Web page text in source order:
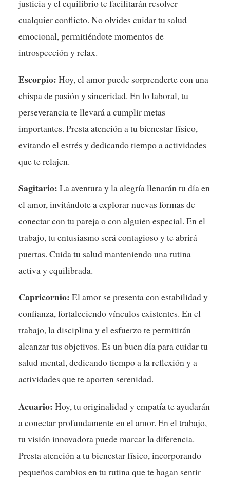
justicia y el equilibrio te facilitarán resolver
cualquier conflicto. No olvides cuidar tu salud
emocional, permitiéndote momentos de
introspección y relax.
Escorpio: Hoy, el amor puede sorprenderte con una
chispa de pasión y sinceridad. En lo laboral, tu
perseverancia te llevará a cumplir metas
importantes. Presta atención a tu bienestar físico,
evitando el estrés y dedicando tiempo a actividades
que te relajen.
Sagitario: La aventura y la alegría llenarán tu día en
el amor, invitándote a explorar nuevas formas de
conectar con tu pareja o con alguien especial. En el
trabajo, tu entusiasmo será contagioso y te abrirá
puertas. Cuida tu salud manteniendo una rutina
activa y equilibrada.
Capricornio: El amor se presenta con estabilidad y
confianza, fortaleciendo vínculos existentes. En el
trabajo, la disciplina y el esfuerzo te permitirán
alcanzar tus objetivos. Es un buen día para cuidar tu
salud mental, dedicando tiempo a la reflexión y a
actividades que te aporten serenidad.
Acuario: Hoy, tu originalidad y empatía te ayudarán
a conectar profundamente en el amor. En el trabajo,
tu visión innovadora puede marcar la diferencia.
Presta atención a tu bienestar físico, incorporando
pequeños cambios en tu rutina que te hagan sentir